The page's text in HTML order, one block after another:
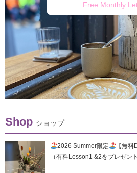
Free Monthly
Shop ショップ
2026 Summer限定
【無
（有料Lesson1 &2をプレゼン